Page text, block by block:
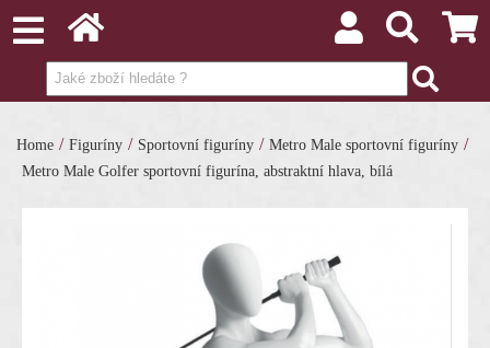
Home / Figuríny / Sportovní figuríny / Metro Male sportovní figuríny /
Metro Male Golfer sportovní figurína, abstraktní hlava, bílá